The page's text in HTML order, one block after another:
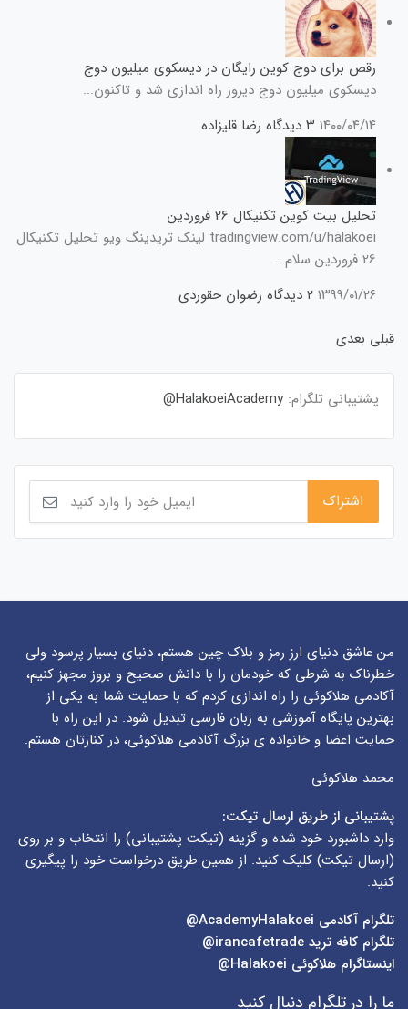
رقص برای دوج کوین رایگان در دیسکوی میلیون دوج
دیسکوی میلیون دوج دیروز راه اندازی شد و تاکنون...
۱۴۰۰/۰۴/۱۴ ۳ دیدگاه رضا قلیزاده
تحلیل بیت کوین تکنیکال 26 فروردین
tradingview.com/u/halakoei لینک تریدینگ ویو تحلیل تکنیکال
26 فروردین سلام...
۱۳۹۹/۰۱/۲۶ ۲ دیدگاه
رضوان حقوردی
قبلی بعدی
پشتیبانی تلگرام: HalakoeiAcademy@
من عاشق دنیای ارز رمز و بلاک چین هستم، دنیای بسیار پرسود ولی
خطرناک به شرطی که خودمان را با دانش صحیح و بروز مجهز کنیم،
آکادمی هلاکوئی را راه اندازی کردم که با حمایت شما به یکی از
بهترین پایگاه آموزشی به زبان فارسی تبدیل شود. در این راه با
حمایت اعضا و خانواده ی بزرگ آکادمی هلاکوئی، در کنارتان هستم.
محمد هلاکوئی
پشتیبانی از طریق ارسال تیکت:
وارد داشبورد خود شده و گزینه (تیکت پشتیبانی) را انتخاب و بر روی
(ارسال تیکت) کلیک کنید. از همین طریق درخواست خود را پیگیری
کنید.
تلگرام آکادمی
تلگرام کافه ترید irancafetrade@
اینستاگرام هلاکوئی Halakoei@
ما را در تلگرام دنبال کنید